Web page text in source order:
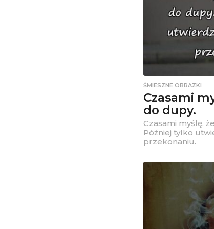
ŚMIESZNE OBRAZKI
Czasami
do dupy.
Czasami myślę,
Później tylko
przekonaniu.